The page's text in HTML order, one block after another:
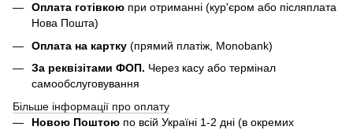
Оплата готівкою при отриманні (кур'єром або післяплата
Нова Пошта)
Оплата на картку (прямий платіж, Monobank)
За реквізітами ФОП. Через касу або термінал
самообслуговування
Більше інформації про оплату
Новою Поштою по всій Україні 1-2 дні (в окремих